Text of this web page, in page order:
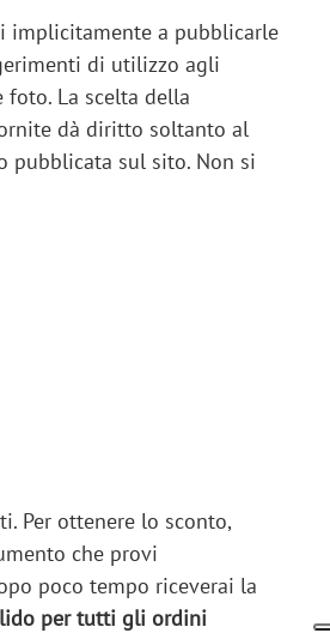
implicitamente a pubblicarle
di utilizzo agli
La scelta della
dà diritto soltanto al
pubblicata sul sito. Non si
Per ottenere lo sconto,
che provi
poco tempo riceverai la
per tutti gli ordini